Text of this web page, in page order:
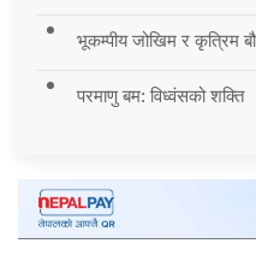
भूकम्पीय जोखिम र कृत्रिम
परमाणु बम: विध्वंसको शक्ति